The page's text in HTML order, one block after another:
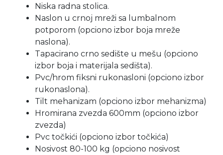
Niska radna stolica.
Naslon u crnoj mreži sa lumbalnom
potporom (opciono izbor boja mreže
naslona).
Tapacirano crno sedište u mešu (opciono
izbor boja i materijala sedišta).
Pvc/hrom fiksni rukonasloni (opciono izbor
rukonaslona).
Tilt mehanizam (opciono izbor mehanizma)
Hromirana zvezda 600mm (opciono izbor
zvezda)
Pvc točkići (opciono izbor točkića)
Nosivost 80-100 kg (opciono nosivost